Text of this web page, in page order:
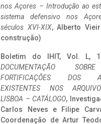
nos Açores – Introdução ao
sistema defensivo nos
séculos XVI-XIX, Alberto
construção)
Boletim do IHIT, Vol. L,
DOCUMENTAÇÃO
FORTIFICAÇÕES DOS
EXISTENTES NOS
LISBOA – CATÁLOGO,
Carlos Neves e Filipe
Coordenação de Artur